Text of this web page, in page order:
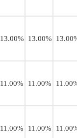
13.00% 13.00%
11.00% 11.00%
11.00% 11.00%